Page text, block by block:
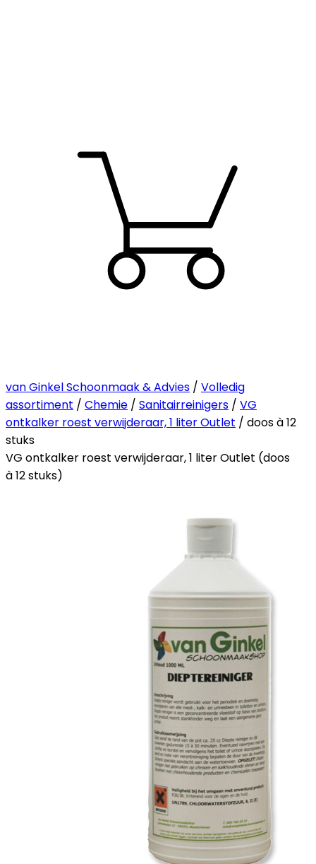
van Ginkel Schoonmaak & Advies / Volledig
assortiment / Chemie / Sanitairreinigers / VG
ontkalker roest verwijderaar, 1 liter Outlet / doos à 12
stuks
VG ontkalker roest verwijderaar, 1 liter Outlet (doos
à 12 stuks)